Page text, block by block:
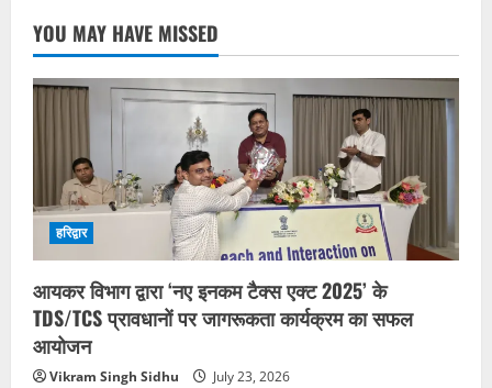
YOU MAY HAVE MISSED
हरिद्वार
आयकर विभाग द्वारा ‘नए इनकम टैक्स एक्ट 2025’ के
TDS/TCS प्रावधानों पर जागरूकता कार्यक्रम का सफल
आयोजन
Vikram Singh Sidhu July 23, 2026